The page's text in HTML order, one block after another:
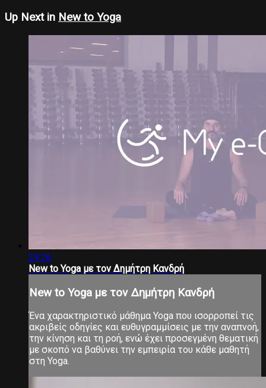
Up Next in New to Yoga
29:26
New to Yoga με τον Δημήτρη Κανδρή
New to Yoga με τον Δημήτρη Κανδρή
Ένα χαρακτηριστικό μάθημα Yoga που ισορροπεί τις
ακριβείς οδηγίες και ευθυγραμμίσεις με την αναπνοή,
την κίνηση και τη ροή, ενώ έχει προσεγμένη θεματική
με σκοπό να βαθύνει την εμπειρία του κάθε μαθητή
στη Yoga.